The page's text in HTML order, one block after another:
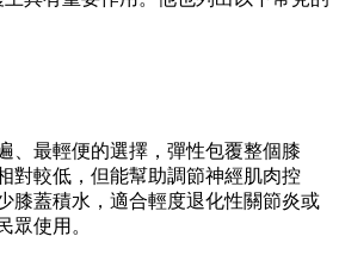
、最輕便的選擇，彈性包覆整個膝
對較低，但能幫助調節神經肌肉控
膝蓋積水，適合輕度退化性關節炎或
眾使用。